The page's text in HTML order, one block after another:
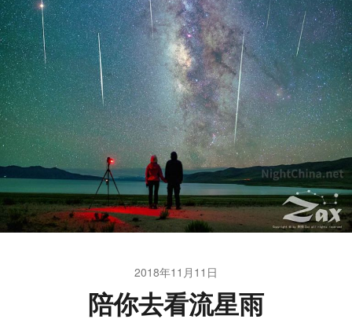
2018年11月11日
陪你去看流星雨